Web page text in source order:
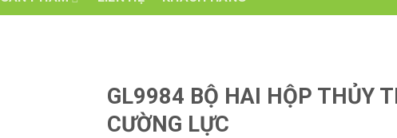
GL9984 BỘ HAI HỘP THỦY
CƯỜNG LỰC